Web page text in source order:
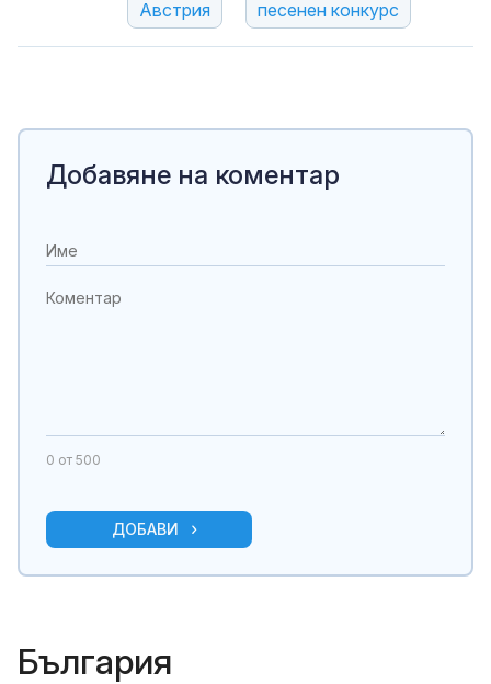
Австрия песенен конкурс
Добавяне на коментар
0 от 500
ДОБАВИ
България